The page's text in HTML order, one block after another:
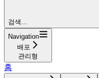
검색...
Navigation
배포
관리형
홈